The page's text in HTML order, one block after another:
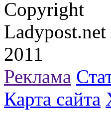
Copyright
Ladypost.net
2011
Реклама
Карта сайта